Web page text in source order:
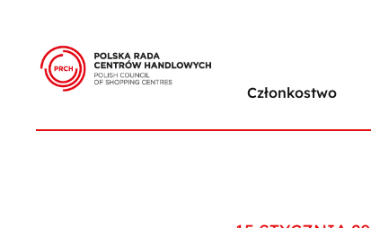
Członkostwo